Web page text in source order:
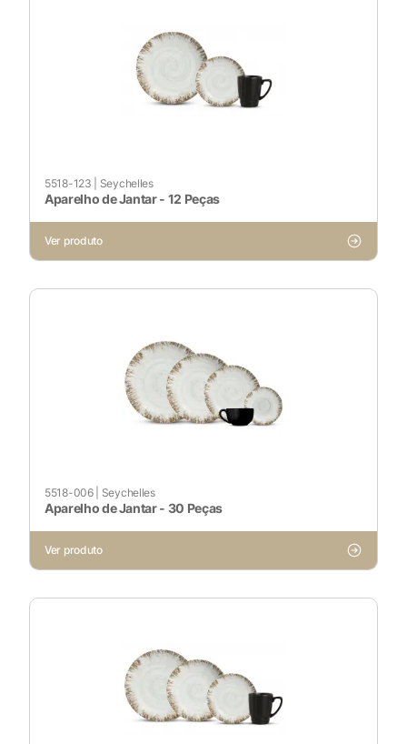
Pesquisar
5518-123 Seychelles
Aparelho de Jantar - 12 Peças
Ver produto
5518-006| Seychelles
Aparelho de Jantar - 30 Peças
Ver produto
X
Cookies Não Necessários